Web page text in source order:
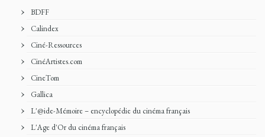
BDFF
Calindex
Ciné-Ressources
CinéArtistes.com
CineTom
Gallica
L'@ide-Mémoire – encyclopédie du cinéma français
L'Age d'Or du cinéma français